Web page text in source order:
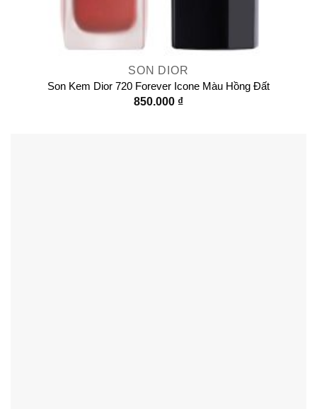
SON DIOR
Son Kem Dior 720 Forever Icone Màu Hồng Đất
850.000 ₫